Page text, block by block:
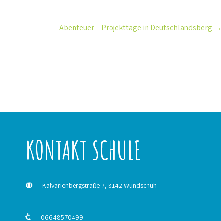
Abenteuer – Projekttage in Deutschlandsberg →
KONTAKT SCHULE
Kalvarienbergstraße 7, 8142 Wundschuh
06648570499